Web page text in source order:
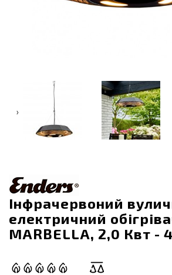
‹
Інфрачервоний
електричний
MARBELLA, 2,0 Квт -